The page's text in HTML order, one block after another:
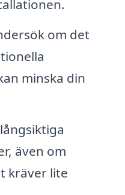
om det
minska din
även om
kräver lite